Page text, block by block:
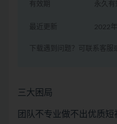
有效期 永久有
最近更新 2022
下载遇到问题？可联系客服
三大困局
团队不专业做不出优质短